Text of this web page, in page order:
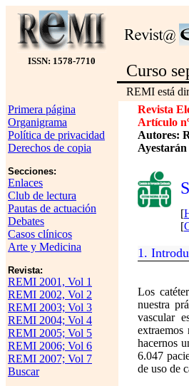
ISSN: 1578-7710
Curso
REMI está
Primera página
Organigrama
Política de privacidad
Derechos de copia
Secciones:
Enlaces
Club de lectura
Pautas de actuación
Debates
Casos clínicos
Arte y Medicina
Revista:
REMI 2001, Vol 1
REMI 2002, Vol 2
REMI 2003; Vol 3
REMI 2004; Vol 4
REMI 2005; Vol 5
REMI 2006; Vol 6
REMI 2007; Vol 7
Buscar
Revista
Artículo
Autores:
[
[
1.
Los
nuestra
vascular
extraemos
hacernos
6.047
de uso de